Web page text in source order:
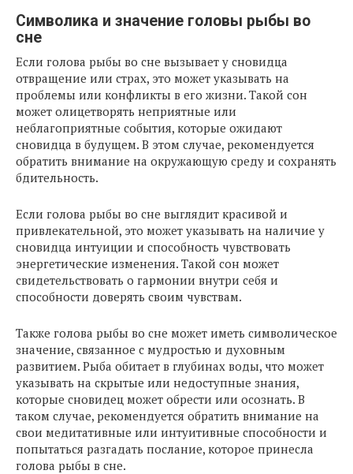
Символика и значение головы рыбы во
сне
Если голова рыбы во сне вызывает у сновидца
отвращение или страх, это может указывать на
проблемы или конфликты в его жизни. Такой сон
может олицетворять неприятные или
неблагоприятные события, которые ожидают
сновидца в будущем. В этом случае, рекомендуется
обратить внимание на окружающую среду и сохранять
бдительность.
Если голова рыбы во сне выглядит красивой и
привлекательной, это может указывать на наличие у
сновидца интуиции и способность чувствовать
энергетические изменения. Такой сон может
свидетельствовать о гармонии внутри себя и
способности доверять своим чувствам.
Также голова рыбы во сне может иметь символическое
значение, связанное с мудростью и духовным
развитием. Рыба обитает в глубинах воды, что может
указывать на скрытые или недоступные знания,
которые сновидец может обрести или осознать. В
таком случае, рекомендуется обратить внимание на
свои медитативные или интуитивные способности и
попытаться разгадать послание, которое принесла
голова рыбы в сне.